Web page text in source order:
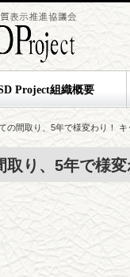
Project組織概要
の間取り、5年で様変わり！
取り、5年で様